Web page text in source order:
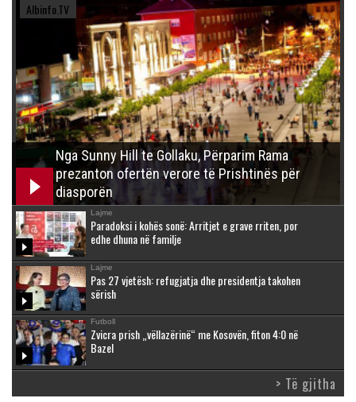
Albinfo.TV
Nga Sunny Hill te Gollaku, Përparim Rama
prezanton ofertën verore të Prishtinës për
diasporën
Lajme
Paradoksi i kohës sonë: Arritjet e grave rriten, por
edhe dhuna në familje
Lajme
Pas 27 vjetësh: refugjatja dhe presidentja takohen
sërish
Futboll
Zvicra prish „vëllazërinë“ me Kosovën, fiton 4:0 në
Bazel
> Të gjitha